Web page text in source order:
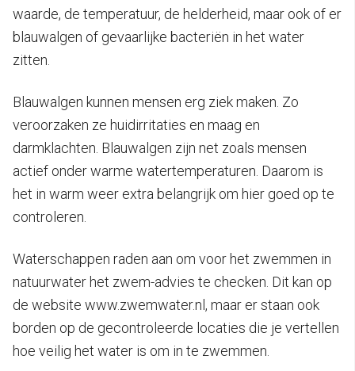
waarde, de temperatuur, de helderheid, maar ook of er
blauwalgen of gevaarlijke bacteriën in het water
zitten.
Blauwalgen kunnen mensen erg ziek maken. Zo
veroorzaken ze huidirritaties en maag en
darmklachten. Blauwalgen zijn net zoals mensen
actief onder warme watertemperaturen. Daarom is
het in warm weer extra belangrijk om hier goed op te
controleren.
Waterschappen raden aan om voor het zwemmen in
natuurwater het zwem-advies te checken. Dit kan op
de website www.zwemwater.nl, maar er staan ook
borden op de gecontroleerde locaties die je vertellen
hoe veilig het water is om in te zwemmen.